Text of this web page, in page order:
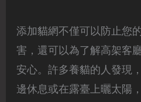
添加貓網不僅可以防止您
害，還可以為了解高架客
安心。許多養貓的人發現
邊休息或在露臺上曬太陽